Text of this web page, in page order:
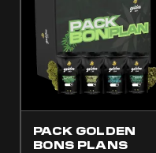
PACK GOLDEN
BONS PLANS